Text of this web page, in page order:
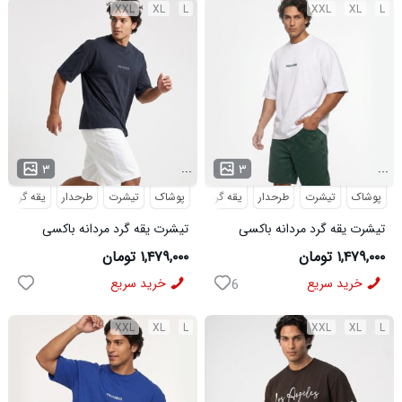
L
XL
XXL
۳ ...
پوشاک تیشرت طرحدار یقه گرد
تیشرت یقه گرد مردانه باکسی
طرحدار پنبه دو رو نوک مدادی
مدل 50922
۱,۴۷۹,۰۰۰ تومان
خرید سریع
L
XL
XXL
۳ ...
پوشاک تیشرت طرحدار یقه گرد
تیشرت یقه گرد مردانه باکسی
طرحدار پنبه دو رو سفید مدل
50923
۱,۴۷۹,۰۰۰ تومان
خرید سریع 6
L
XL
XXL L
XL
XXL